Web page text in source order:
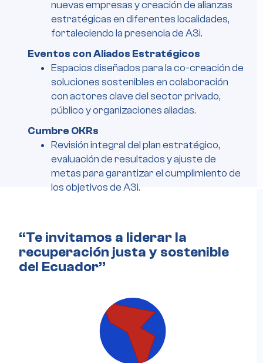
nuevas empresas y creación de alianzas
estratégicas en diferentes localidades,
fortaleciendo la presencia de A3i.
Eventos con Aliados Estratégicos
Espacios diseñados para la co-creación de
soluciones sostenibles en colaboración
con actores clave del sector privado,
público y organizaciones aliadas.
Cumbre OKRs
Revisión integral del plan estratégico,
evaluación de resultados y ajuste de
metas para garantizar el cumplimiento de
los objetivos de A3i.
“Te invitamos a liderar la
recuperación justa y sostenible
del Ecuador”